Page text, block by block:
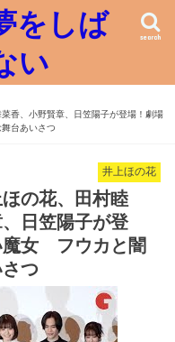
をしば
い
search
香、小野賢章、日笠陽子が登場！劇場
台あいさつ
井上ほの花
ほの花、田村睦
日笠陽子が登
魔女 フウカと闇
つ